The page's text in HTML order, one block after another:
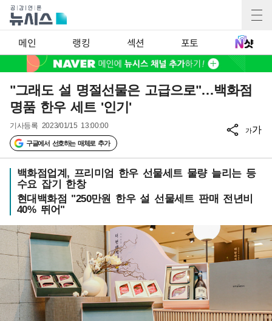
메인 랭킹 섹션 포토
"그래도 설 명절선물은 고급으로"…백화점
명품 한우 세트 '인기'
기사등록 2023/01/15 13:00:00
구글에서 선호하는 매체로 추가
가가
백화점업계, 프리미엄 한우 선물세트 물량 늘리는 등
수요 잡기 한창
현대백화점 "250만원 한우 설 선물세트 판매 전년비
40% 뛰어"